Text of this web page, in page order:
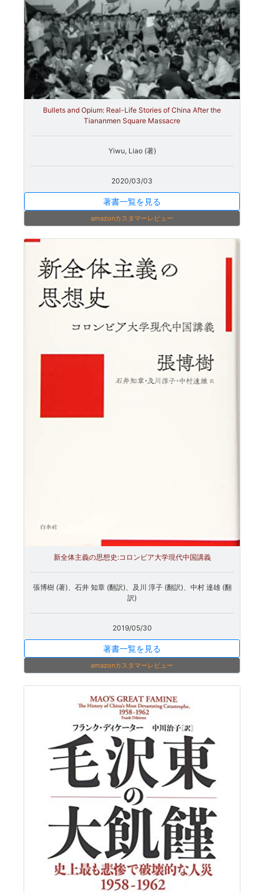
Bullets and Opium: Real-Life Stories of China After the
Tiananmen Square Massacre
Yiwu, Liao (著)
2020/03/03
著書一覧を見る
amazonカスタマーレビュー
新全体主義の思想史:コロンビア大学現代中国講義
張博樹 (著)、石井 知章 (翻訳)、及川 淳子 (翻訳)、中村 達雄 (翻
訳)
2019/05/30
著書一覧を見る
amazonカスタマーレビュー